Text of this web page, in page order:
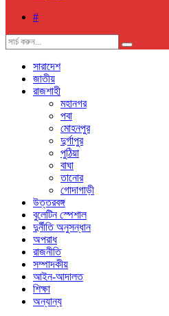
#
সারাদেশ
জাতীয়
রাজশাহী
মহানগর
পবা
মোহনপুর
দুর্গাপুর
পুঠিয়া
বাঘা
তানোর
গোদাগাড়ী
উত্তরবঙ্গ
বুলেটিন স্পেশাল
দুর্নীতি অনুসন্ধান
অপরাধ
রাজনীতি
সম্পাদকীয়
আইন-আদালত
শিক্ষা
অন্যান্য